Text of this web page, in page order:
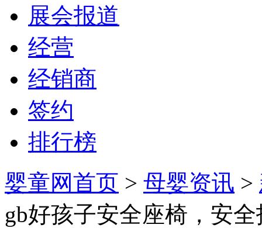
展会报道
经营
经销商
签约
排行榜
婴童网首页 > 母婴资讯 >
gb好孩子安全座椅，安